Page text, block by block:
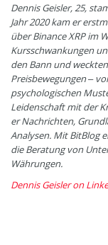
Dennis Geisler, 25,
Jahr 2020 kam er
über Binance XRP im
Kursschwankungen
den Bann und
Preisbewegungen –
psychologischen
Leidenschaft mit der
er Nachrichten,
Analysen. Mit BitBlog
die Beratung von
Währungen.
Dennis Geisler on